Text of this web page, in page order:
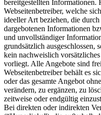
bereitgestellten Informationen.
Webseitenbetreiber, welche
ideeller Art beziehen, die
dargebotenen Informationen
und unvollständiger
grundsätzlich ausgeschlossen,
kein nachweislich
vorliegt. Alle Angebote sind
Webseitenbetreiber behält es
oder das gesamte Angebot
verändern, zu ergänzen, zu
zeitweise oder endgültig
Bei direkten oder indirekten